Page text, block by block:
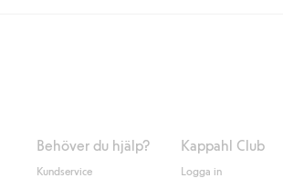
Behöver du hjälp?
Kundservice
Kappahl Club
Logga in